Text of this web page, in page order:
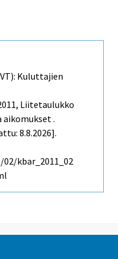
Kuluttajien
Liitetaulukko
aikomukset .
8.8.2026].
kbar_2011_02